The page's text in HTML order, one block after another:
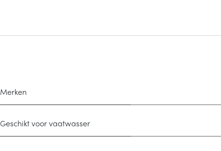
Merken
Geschikt voor vaatwasser